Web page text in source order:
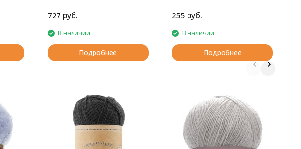
727 руб.
В наличии
Подробнее
255 руб.
В наличии
Подробнее